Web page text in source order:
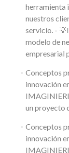
herramienta
nuestros
servicio. -
modelo de
empresarial
Conceptos
innovación
un proyecto
Conceptos
innovación